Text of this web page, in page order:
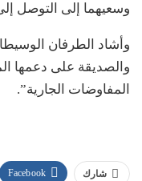
وسعيهما إلى التوصل
وأشاد الطرفان
والصديقة على دعمها
المفاوضات الجارية”.
شارك Facebook